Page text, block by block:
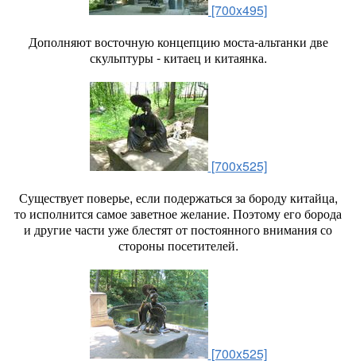
[700x495]
Дополняют восточную концепцию моста-альтанки две
скульптуры - китаец и китаянка.
[700x525]
Существует поверье, если подержаться за бороду китайца,
то исполнится самое заветное желание. Поэтому его борода
и другие части уже блестят от постоянного внимания со
стороны посетителей.
[700x525]